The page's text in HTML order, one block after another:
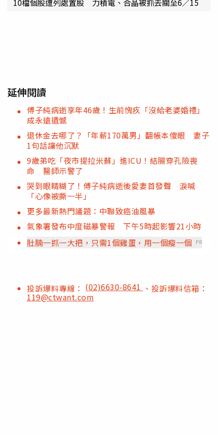
10檔個股遭列處置股 力積電、合晶被抓去關至6／15
延伸閱讀
傅子純病逝享年46歲！生前愧疚「沒給老婆婚禮」
成永遠遺憾
退休金去哪了？「年薪170萬男」翻帳本傻眼 妻子
1句話讓他沉默
9歲弟吃「夜市提拉米蘇」進ICU！結腸穿孔險喪
命 醫師示警了
哭到眼睛糊了！傅子純病逝後愛妻首發聲 淚喊
「心像被撕一半」
更多最新熱門議題：中聯致癌油風暴
氣象署發布中度磁暴警報 下午5時起影響21小時
肚腩一抓一大把，只需1個雞蛋，用一個瘦一個 PR
投訴爆料專線： (02)6630-8641 、投訴爆料信箱：
119@ctwant.com